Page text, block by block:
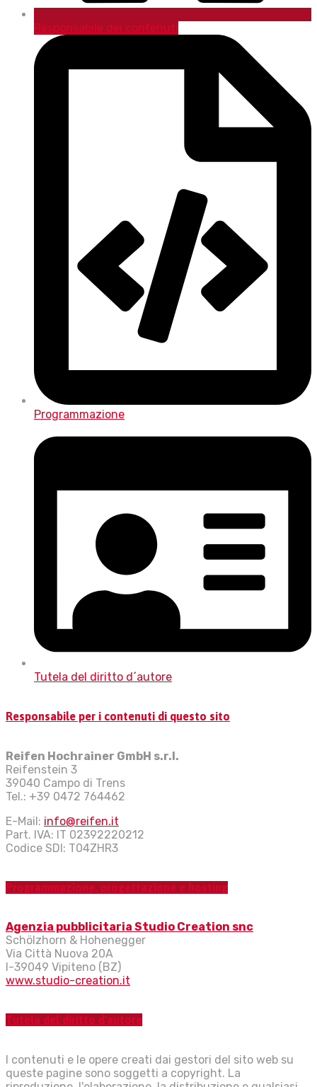
Responsabile dei contenuti
Programmazione
Tutela del diritto d´autore
Responsabile per i contenuti di questo sito
Reifen Hochrainer GmbH s.r.l.
Reifenstein 3
39040 Campo di Trens
Tel.: +39 0472 764462
E-Mail: info@reifen.it
Part. IVA: IT 02392220212
Codice SDI: T04ZHR3
Programmazione, progettazione e hosting
Agenzia pubblicitaria Studio Creation snc
Schölzhorn & Hohenegger
Via Città Nuova 20A
I-39049 Vipiteno (BZ)
www.studio-creation.it
Tutela del diritto d'autore
I contenuti e le opere creati dai gestori del sito web su
queste pagine sono soggetti a copyright. La